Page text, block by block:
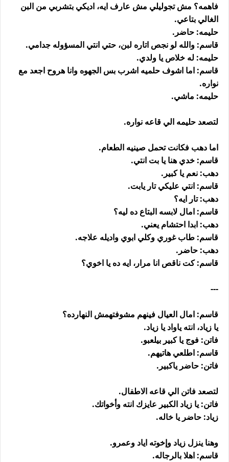
فاهمه؟ مش تجوليلي مش عارف ايه، اديكي بتشربي من البن
الغالي بتاعي.
حليمه: حاضر.
قاسم: والله لو نجص اتاره لبن، حتي انتي المسؤوله جدامي.
حليمه: له خلاص يا ولدي.
قاسم: اما اشوف حلميه اشرب بس الجهوه وانا هروح اجعد مع
نواره.
حليمه: ماشي.
لتصعد حليمه الي قاعه نواره.
اما دهب فكانت تحمل صينيه الطعام.
قاسم: خدي هنا يا بت انتي.
دهب: نعم يا كبير.
قاسم: انتي عليكي تار يابت.
دهب: تار ايه؟
قاسم: امال لابسه البتاع ده ليه؟
دهب: ابدا احتشام يعني.
قاسم: طاب غوري وكلي ابوي واديله علاجه.
دهب: حاضر.
قاسم: كت ناقص انا مرار، ايه ده يا اخوي؟
---
قاسم: امال العيال فينهم مشوفتهمش النهارده؟
يا زياد، انته ياواد يا زياد.
فاتن: فوج يا كبير بيلعبو.
قاسم: اطلعي هاتيهم.
فاتن: حاضر ياكبير.
لتصعد فاتن الي قاعه الاطفال.
فاتن: يا زياد الكبير عايزك انته وأخواتك.
زياد: حاضر يا خاله.
وهنا ينزل زياد وإخوته اياد وعمرو.
قاسم: اهلا بالرجاله.